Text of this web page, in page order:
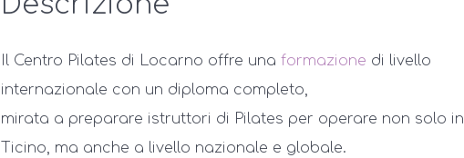
Il Centro Pilates di Locarno offre una formazione di livello
internazionale con un diploma completo,
mirata a preparare istruttori di Pilates per operare non solo in
Ticino, ma anche a livello nazionale e globale.